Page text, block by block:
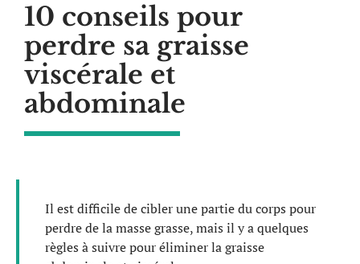
10 conseils pour
perdre sa graisse
viscérale et
abdominale
Il est difficile de cibler une partie du corps pour
perdre de la masse grasse, mais il y a quelques
règles à suivre pour éliminer la graisse